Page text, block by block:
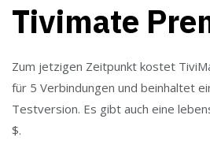
Tivimate
Zum jetzigen Zeitpunkt kostet
für 5 Verbindungen und beinhaltet
Testversion. Es gibt auch eine
$.